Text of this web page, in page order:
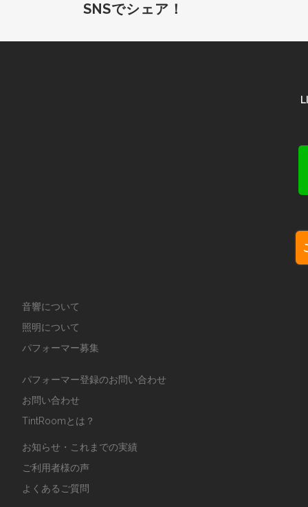
SNSでシェア！
音響について
照明について
パフォーマー募集
パフォーマー登録のお問い合わせ
お問い合わせ
TintRoomとは？
お知らせ・これまでの実績
ご利用者様の声
よくあるご質問